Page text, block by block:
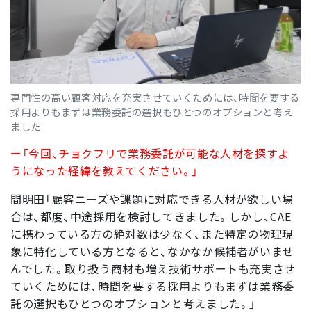
専門性の高い顧客対応を充実させていくためには、時間を要する
採用よりもまずは業務委託の選択もひとつのオプションと考え
ました
ー「今回、チョクフリで業務委託が可能な人材を探すよ
うになった経緯を教えてください。」
間明田「顧客ニーズや課題に対応できる人材が欲しい場
合は、都度、中途採用を検討してきました。しかし、CAE
に携わっている方の絶対数は少なく、また特定の物理現
象に特化している方となると、なかなか候補者がいませ
んでした。取り扱う商材も増え技術サポートも充実させ
ていくためには、時間を要する採用よりもまずは業務委
託の選択もひとつのオプションと考えました。」